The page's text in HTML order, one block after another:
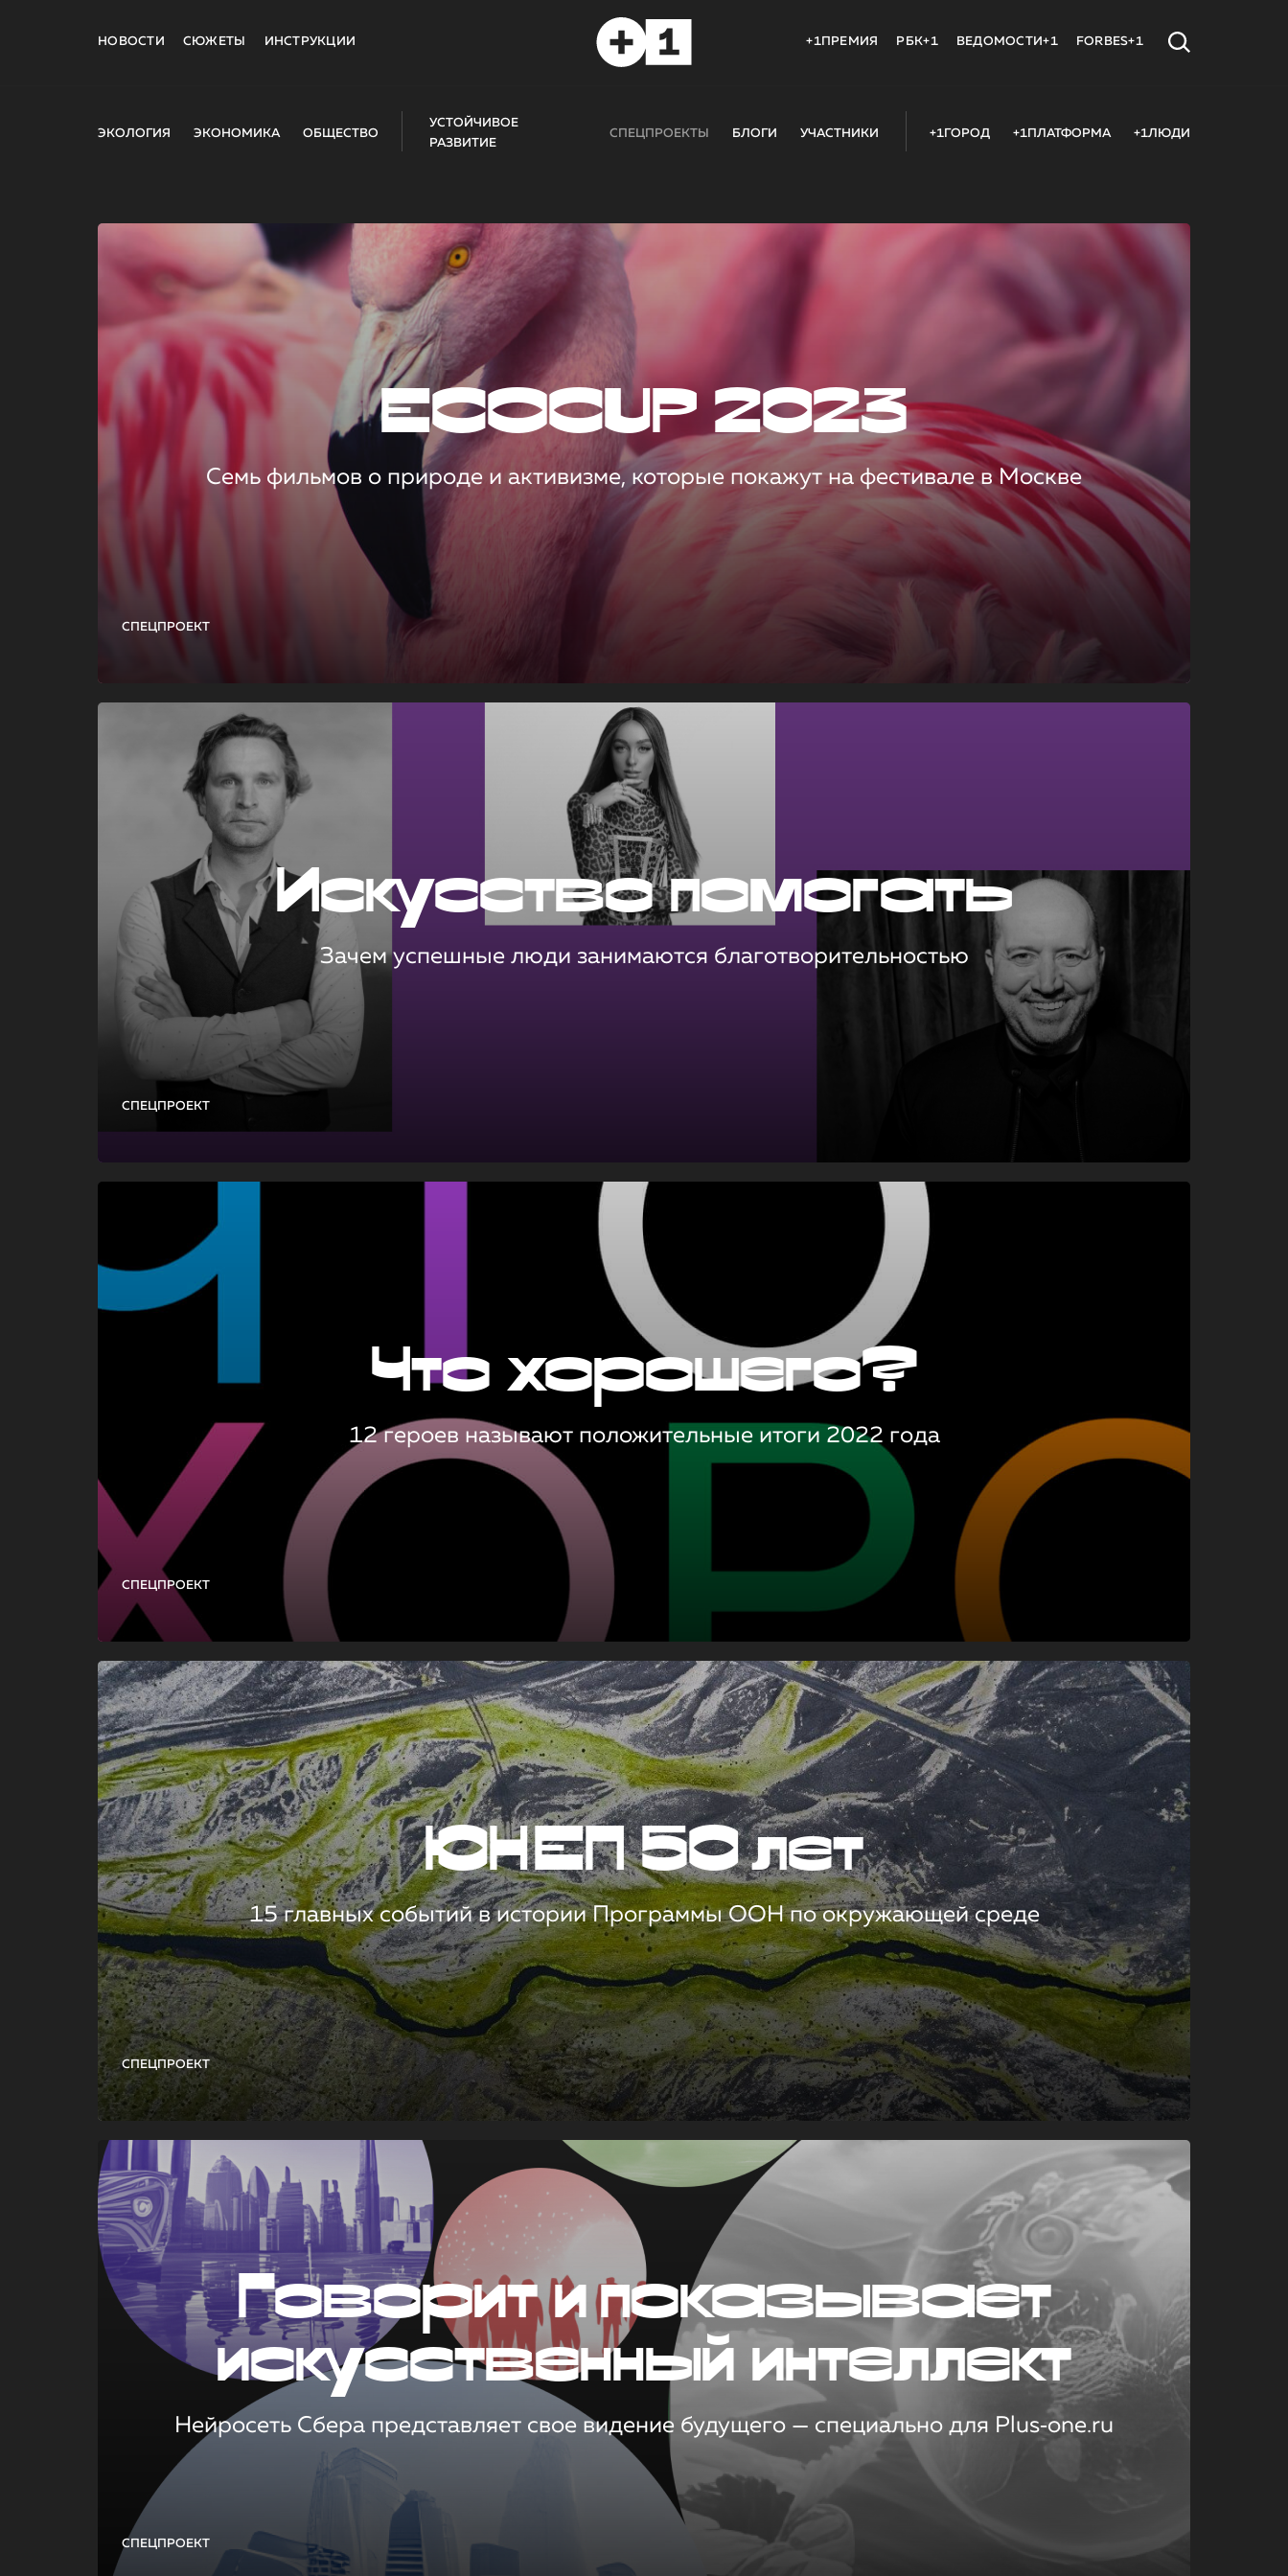
НОВОСТИ СЮЖЕТЫ ИНСТРУКЦИИ +1ПРЕМИЯ РБК+1 ВЕДОМОСТИ+1 FORBES+1
ЭКОЛОГИЯ ЭКОНОМИКА ОБЩЕСТВО
УСТОЙЧИВОЕ
РАЗВИТИЕ
СПЕЦПРОЕКТЫ БЛОГИ УЧАСТНИКИ +1ГОРОД +1ПЛАТФОРМА +1ЛЮДИ
СПЕЦПРОЕКТ
ECOCUP 2023
Семь фильмов о природе и активизме, которые покажут на фестивале в Москве
СПЕЦПРОЕКТ
Искусство помогать
Зачем успешные люди занимаются благотворительностью
СПЕЦПРОЕКТ
Что хорошего?
12 героев называют положительные итоги 2022 года
СПЕЦПРОЕКТ
ЮНЕП 50 лет
15 главных событий в истории Программы ООН по окружающей среде
СПЕЦПРОЕКТ
Говорит и показывает
искусственный интеллект
Нейросеть Сбера представляет свое видение будущего — специально для Plus‑one.ru